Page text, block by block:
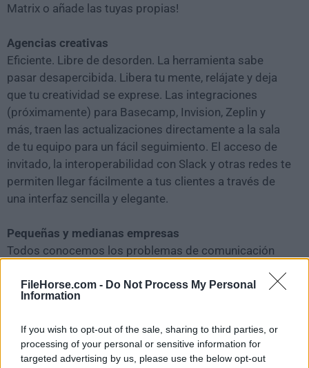
FileHorse.com - Do Not Process My Personal
Information
If you wish to opt-out of the sale, sharing to third parties, or
processing of your personal or sensitive information for
targeted advertising by us, please use the below opt-out
Matrix o añade las tuyas propias!
Agencias creativas
Eficiente. Libre de desorden. La herramienta sabe
pasar desapercibida. Libera tu mente, relájate y deja
que tu creatividad se exprese. Las integraciones
(próximamente) para Basecamp, Invision, Zeplin y
más, traen las actualizaciones directamente a la sala
de tu equipo para un fácil seguimiento. El acceso de
invitado, la interoperabilidad con Slack y otras redes te
permiten llegar fácilmente a tus clientes a través de
una interfaz sencilla y elegante.
Pequeñas y medianas empresas
Todos conocemos los problemas de comunicación
pequeñas. Con el software, haz que todos se pongan
de acuerdo sin problemas, ¡sin que tengan que
Equipos ad hoc